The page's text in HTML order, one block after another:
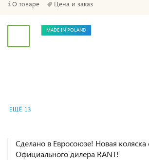
О товаре Цена и заказ
ЕЩЁ 13
MADE IN POLAND
Сделано в Евросоюзе! Новая коляска
Официального дилера RANT!